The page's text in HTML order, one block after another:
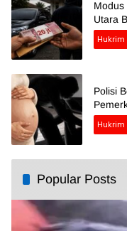
Modus
Utara
Hukrim
Polisi
Hukrim
Popular Posts